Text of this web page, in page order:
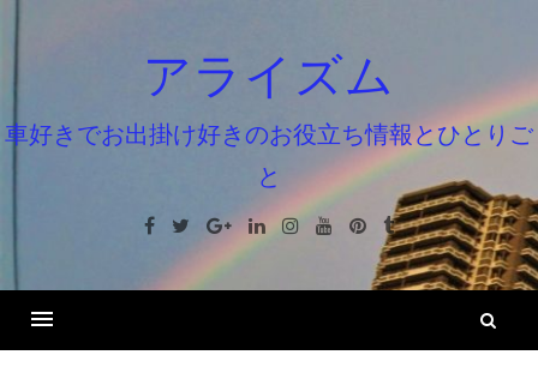
ン
ツ
ッ
アライズム
車好きでお出掛け好きのお役立ち情報とひとりご
と
Facebook
TwitterGoogle+LinkedinInstagramYoutube
Pinterest
Tumblr